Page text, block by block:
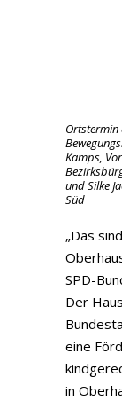
Ortstermin
Kamps,
und Silke
Süd
„Das
SPD-
Der
eine
in